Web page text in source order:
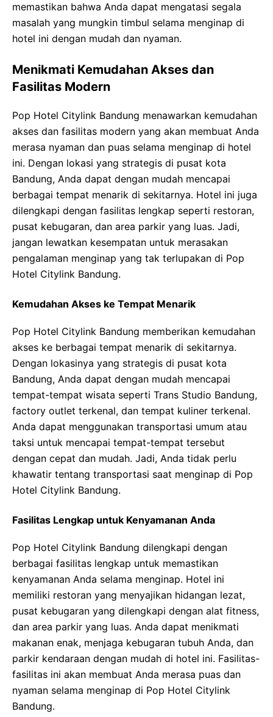
memastikan bahwa Anda dapat mengatasi segala
masalah yang mungkin timbul selama menginap di
hotel ini dengan mudah dan nyaman.
Menikmati Kemudahan Akses dan
Fasilitas Modern
Pop Hotel Citylink Bandung menawarkan kemudahan
akses dan fasilitas modern yang akan membuat Anda
merasa nyaman dan puas selama menginap di hotel
ini. Dengan lokasi yang strategis di pusat kota
Bandung, Anda dapat dengan mudah mencapai
berbagai tempat menarik di sekitarnya. Hotel ini juga
dilengkapi dengan fasilitas lengkap seperti restoran,
pusat kebugaran, dan area parkir yang luas. Jadi,
jangan lewatkan kesempatan untuk merasakan
pengalaman menginap yang tak terlupakan di Pop
Hotel Citylink Bandung.
Kemudahan Akses ke Tempat Menarik
Pop Hotel Citylink Bandung memberikan kemudahan
akses ke berbagai tempat menarik di sekitarnya.
Dengan lokasinya yang strategis di pusat kota
Bandung, Anda dapat dengan mudah mencapai
tempat-tempat wisata seperti Trans Studio Bandung,
factory outlet terkenal, dan tempat kuliner terkenal.
Anda dapat menggunakan transportasi umum atau
taksi untuk mencapai tempat-tempat tersebut
dengan cepat dan mudah. Jadi, Anda tidak perlu
khawatir tentang transportasi saat menginap di Pop
Hotel Citylink Bandung.
Fasilitas Lengkap untuk Kenyamanan Anda
Pop Hotel Citylink Bandung dilengkapi dengan
berbagai fasilitas lengkap untuk memastikan
kenyamanan Anda selama menginap. Hotel ini
memiliki restoran yang menyajikan hidangan lezat,
pusat kebugaran yang dilengkapi dengan alat fitness,
dan area parkir yang luas. Anda dapat menikmati
makanan enak, menjaga kebugaran tubuh Anda, dan
parkir kendaraan dengan mudah di hotel ini. Fasilitas-
fasilitas ini akan membuat Anda merasa puas dan
nyaman selama menginap di Pop Hotel Citylink
Bandung.